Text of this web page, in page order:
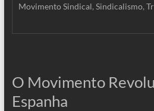
Movimento Sindical, Sindicalismo,
O Movimento
Espanha